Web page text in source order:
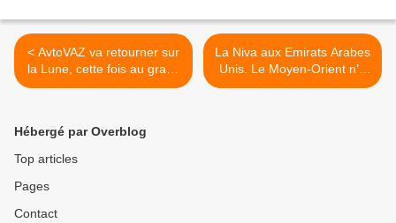
< AvtoVAZ va retourner sur
la Lune, cette fois au grand
jour.
La Niva aux Emirats Arabes
Unis. Le Moyen-Orient n’a
pas résisté. >
Hébergé par Overblog
Top articles
Pages
Contact